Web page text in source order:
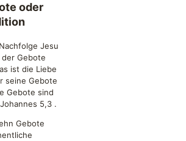
oder
Jesu
Gebote
ist die Liebe
seine Gebote
Gebote sind
5,3 .
Gebote